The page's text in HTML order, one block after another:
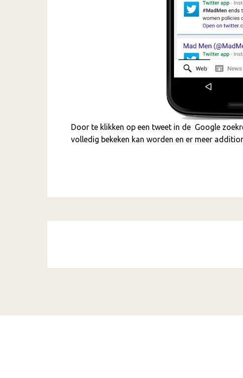
Door te klikken op een tweet in de Google
volledig bekeken kan worden en er meer